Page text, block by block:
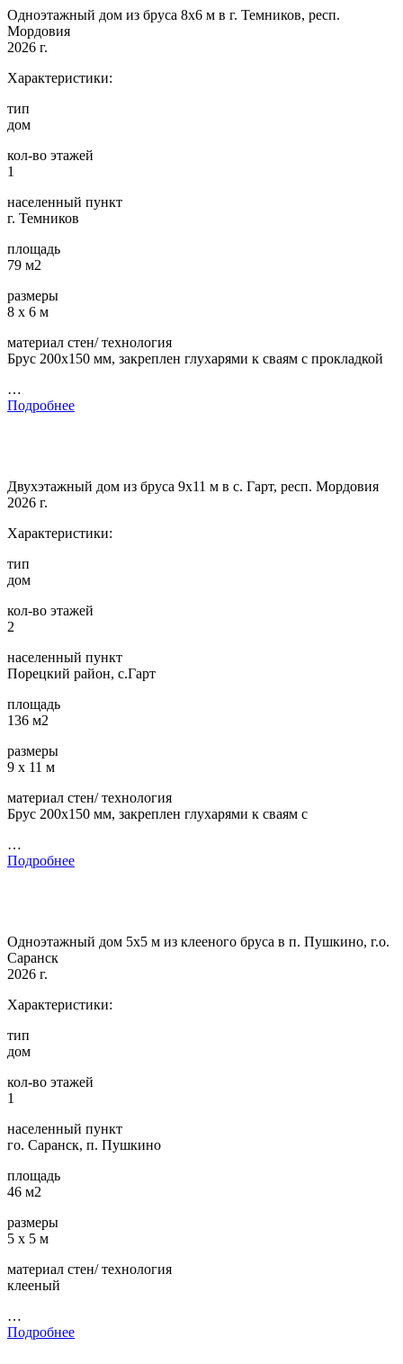
Одноэтажный дом из бруса 8х6 м в г. Темников, респ.
Мордовия
2026 г.
Характеристики:
тип
дом
кол-во этажей
1
населенный пункт
г. Темников
площадь
79 м2
размеры
8 х 6 м
материал стен/ технология
Брус 200х150 мм, закреплен глухарями к сваям с прокладкой
…
Подробнее
Двухэтажный дом из бруса 9х11 м в с. Гарт, респ. Мордовия
2026 г.
Характеристики:
тип
дом
кол-во этажей
2
населенный пункт
Порецкий район, с.Гарт
площадь
136 м2
размеры
9 х 11 м
материал стен/ технология
Брус 200х150 мм, закреплен глухарями к сваям с
…
Подробнее
Одноэтажный дом 5х5 м из клееного бруса в п. Пушкино, г.о.
Саранск
2026 г.
Характеристики:
тип
дом
кол-во этажей
1
населенный пункт
го. Саранск, п. Пушкино
площадь
46 м2
размеры
5 х 5 м
материал стен/ технология
клееный
…
Подробнее